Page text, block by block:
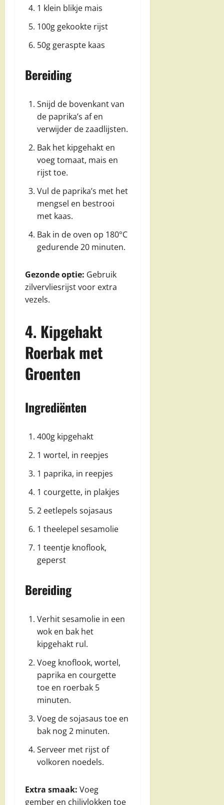
1 klein blikje mais
100g gekookte rijst
50g geraspte kaas
Bereiding
Snijd de bovenkant van
de paprika’s af en
verwijder de zaadlijsten.
Bak het kipgehakt en
voeg tomaat, mais en
rijst toe.
Vul de paprika’s met het
mengsel en bestrooi
met kaas.
Bak in de oven op 180°C
gedurende 20 minuten.
Gezonde optie: Gebruik
zilvervliesrijst voor extra
vezels.
4. Kipgehakt
Roerbak met
Groenten
Ingrediënten
400g kipgehakt
1 wortel, in reepjes
1 paprika, in reepjes
1 courgette, in plakjes
2 eetlepels sojasaus
1 theelepel sesamolie
1 teentje knoflook,
geperst
Bereiding
Verhit sesamolie in een
wok en bak het
kipgehakt rul.
Voeg knoflook, wortel,
paprika en courgette
toe en roerbak 5
minuten.
Voeg de sojasaus toe en
bak nog 2 minuten.
Serveer met rijst of
volkoren noedels.
Extra smaak: Voeg
gember en chilivlokken toe